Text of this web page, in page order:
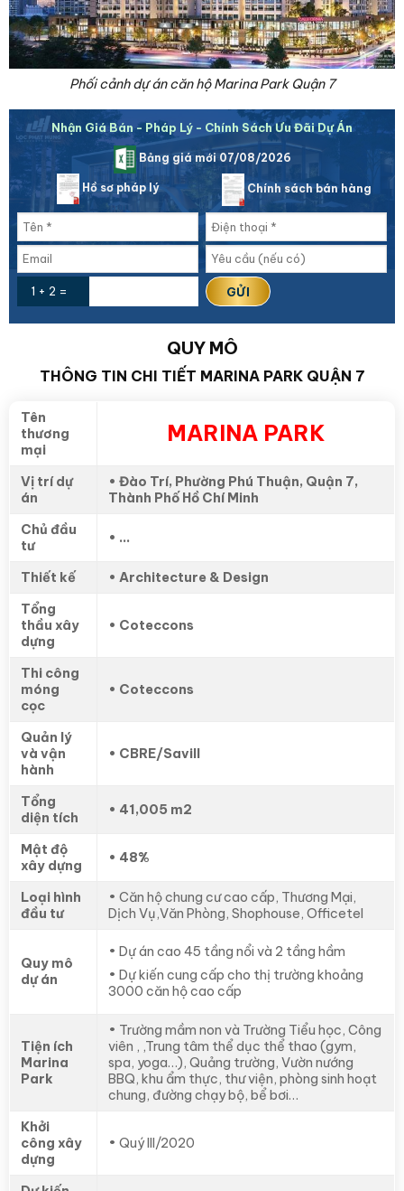
Phối cảnh dự án căn hộ Marina Park Quận 7
Nhận Giá Bán - Pháp Lý - Chính Sách Ưu Đãi Dự Án
Bảng giá mới 07/08/2026
Hồ sơ pháp lý Chính sách bán hàng
1 + 2 =
QUY MÔ
THÔNG TIN CHI TIẾT MARINA PARK QUẬN 7
Tên
thương
mại
MARINA PARK
Vị trí dự
án
• Đào Trí, Phường Phú Thuận, Quận 7,
Thành Phố Hồ Chí Minh
Chủ đầu
tư
• …
Thiết kế
• Architecture & Design
Tổng
thầu xây
dựng
• Coteccons
Thi công
móng
cọc
• Coteccons
Quản lý
và vận
hành
• CBRE/Savill
Tổng
diện tích
• 41,005 m2
Mật độ
xây dựng
• 48%
Loại hình
đầu tư
• Căn hộ chung cư cao cấp, Thương Mại,
Dịch Vụ,Văn Phòng, Shophouse, Officetel
Quy mô
dự án
• Dự án cao 45 tầng nổi và 2 tầng hầm
• Dự kiến cung cấp cho thị trường khoảng
3000 căn hộ cao cấp
Tiện ích
Marina
Park
• Trường mầm non và Trường Tiểu học, Công
viên , ,Trung tâm thể dục thể thao (gym,
spa, yoga…), Quảng trường, Vườn nướng
BBQ, khu ẩm thực, thư viện, phòng sinh hoạt
chung, đường chạy bộ, bể bơi…
Khởi
công xây
dựng
• Quý III/2020